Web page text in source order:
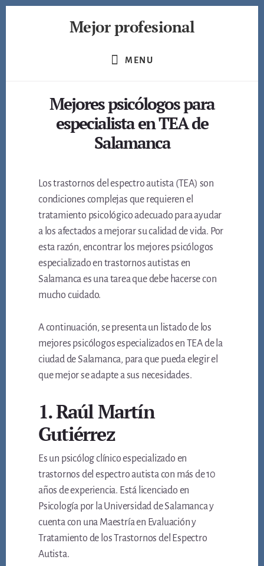
Mejor profesional
profesionales
MENU
Mejores psicólogos para
especialista en TEA de
Salamanca
Los trastornos del espectro autista (TEA) son
condiciones complejas que requieren el
tratamiento psicológico adecuado para ayudar
a los afectados a mejorar su calidad de vida. Por
esta razón, encontrar los mejores psicólogos
especializado en trastornos autistas en
Salamanca es una tarea que debe hacerse con
mucho cuidado.
A continuación, se presenta un listado de los
mejores psicólogos especializados en TEA de la
ciudad de Salamanca, para que pueda elegir el
que mejor se adapte a sus necesidades.
1. Raúl Martín
Gutiérrez
Es un psicólog clínico especializado en
trastornos del espectro autista con más de 10
años de experiencia. Está licenciado en
Psicología por la Universidad de Salamanca y
cuenta con una Maestría en Evaluación y
Tratamiento de los Trastornos del Espectro
Autista.